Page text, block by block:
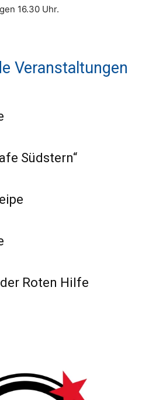
16.30 Uhr.
Veranstaltungen
Südstern“
Roten Hilfe